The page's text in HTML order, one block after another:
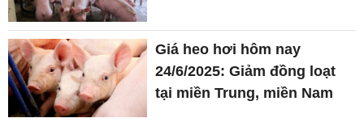
Giá heo hơi hôm nay
24/6/2025: Giảm đồng loạt
tại miền Trung, miền Nam